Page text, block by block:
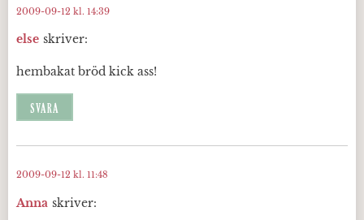
else skriver:
2009-09-12 kl. 14:39
hembakat bröd kick ass!
SVARA
Anna skriver:
2009-09-12 kl. 11:48